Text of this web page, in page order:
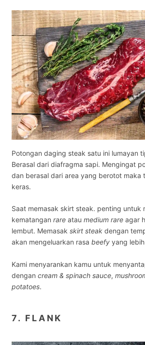
Potongan daging steak satu ini lumayan
Berasal dari diafragma sapi. Mengingat
dan berasal dari area yang berotot maka
keras.
Saat memasak skirt steak. penting untuk
kematangan rare atau medium rare agar
lembut. Memasak skirt steak dengan
akan mengeluarkan rasa beefy yang
Kami menyarankan kamu untuk
dengan cream & spinach sauce,
potatoes.
7. FLANK